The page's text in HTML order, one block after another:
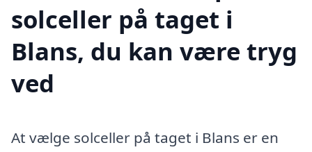
solceller på taget i
Blans, du kan være tryg
ved
At vælge solceller på taget i Blans er en